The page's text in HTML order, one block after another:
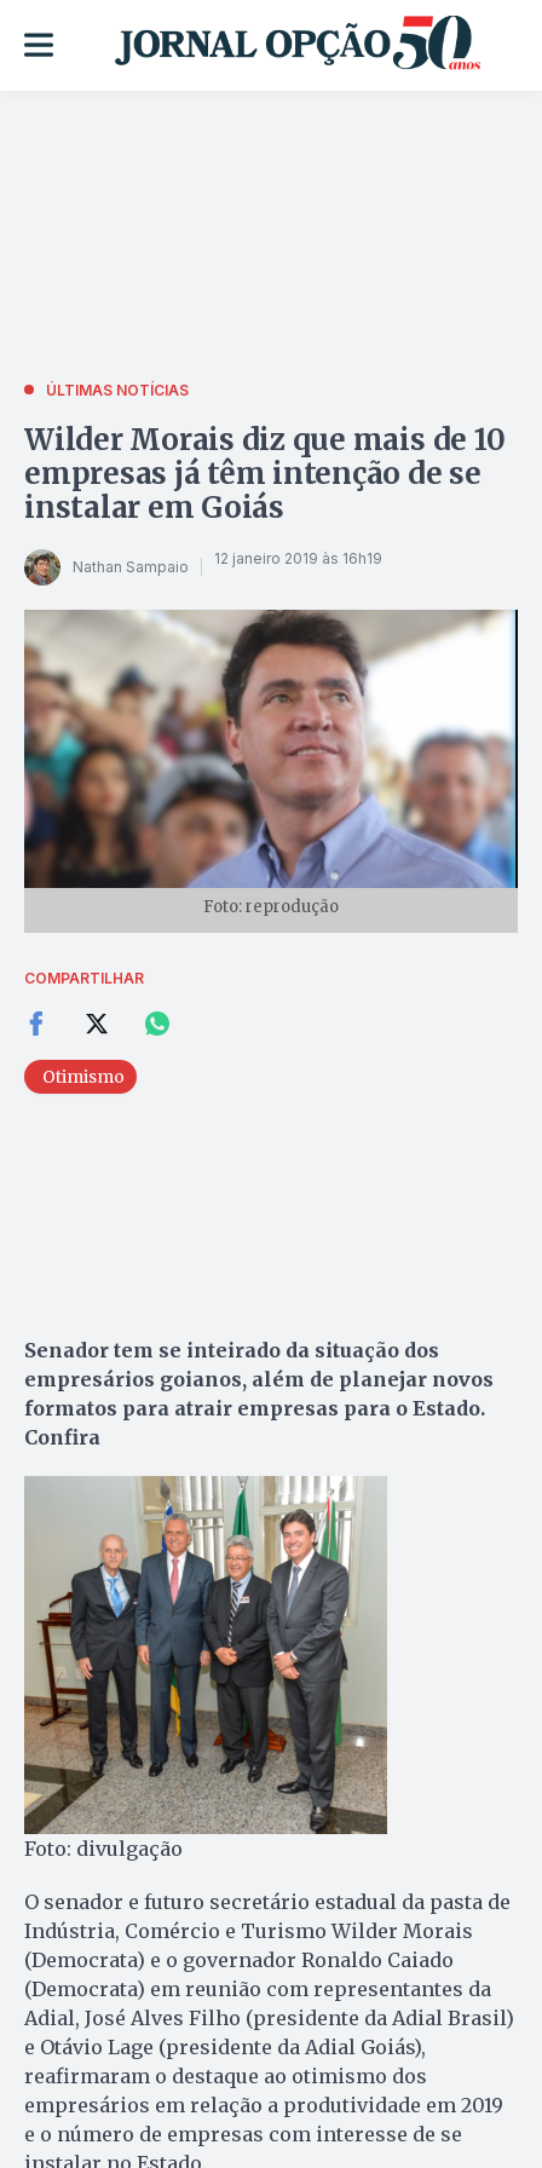
ÚLTIMAS NOTÍCIAS
Wilder Morais diz que mais de 10
empresas já têm intenção de se
instalar em Goiás
Nathan Sampaio 12 janeiro 2019 às 16h19
Foto: reprodução
COMPARTILHAR
Otimismo
Senador tem se inteirado da situação dos
empresários goianos, além de planejar novos
formatos para atrair empresas para o Estado.
Confira
Foto: divulgação
O senador e futuro secretário estadual da pasta de
Indústria, Comércio e Turismo Wilder Morais
(Democrata) e o governador Ronaldo Caiado
(Democrata) em reunião com representantes da
Adial, José Alves Filho (presidente da Adial Brasil)
e Otávio Lage (presidente da Adial Goiás),
reafirmaram o destaque ao otimismo dos
empresários em relação a produtividade em 2019
e o número de empresas com interesse de se
instalar no Estado.